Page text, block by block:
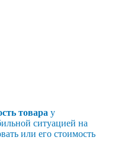
товара у
ситуацией на
или его стоимость